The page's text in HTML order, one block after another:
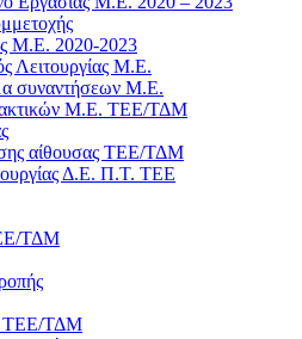
Μ.Ε. 2020-2023
Λειτουργίας Μ.Ε.
συναντήσεων M.E.
Μ.Ε. ΤΕΕ/ΤΔΜ
αίθουσας ΤΕΕ/ΤΔΜ
Δ.Ε. Π.Τ. ΤΕΕ
ΤΔΜ
ΤΕΕ/ΤΔΜ